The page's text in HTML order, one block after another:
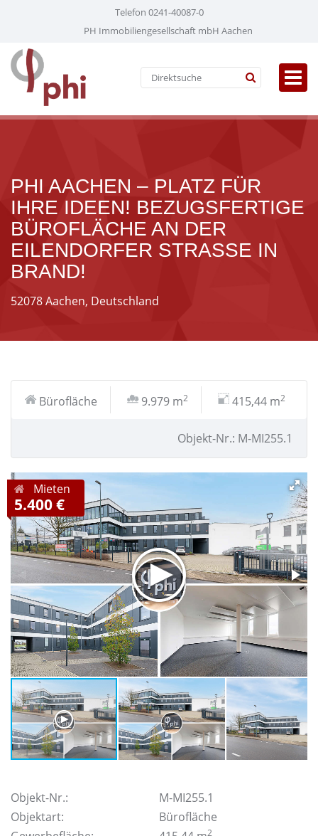
Telefon 0241-40087-0
PH Immobiliengesellschaft mbH Aachen
PHI AACHEN – PLATZ FÜR
IHRE IDEEN! BEZUGSFERTIGE
BÜROFLÄCHE AN DER
EILENDORFER STRASSE IN B
RAND!
52078 Aachen, Deutschland
Bürofläche 9.979 m2 415,44 m2
Objekt-Nr.: M-MI255.1
Mieten
5.400 €
Objekt-Nr.:
M-MI255.1
Objektart:
Bürofläche
2